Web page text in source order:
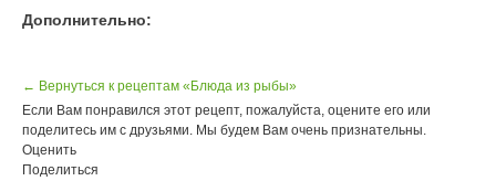
Дополнительно:
← Вернуться к рецептам «Блюда из рыбы»
Если Вам понравился этот рецепт, пожалуйста, оцените его или
поделитесь им с друзьями. Мы будем Вам очень признательны.
Оценить
Поделиться